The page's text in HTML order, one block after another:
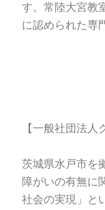
す。常陸大宮教
に認められた専
【一般社団法人
茨城県水戸市を
障がいの有無に
社会の実現」と